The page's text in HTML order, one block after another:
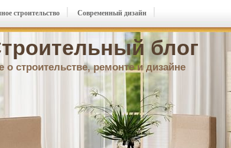
блог
о строительстве, ремонте и дизайне
строительство Современный дизайн